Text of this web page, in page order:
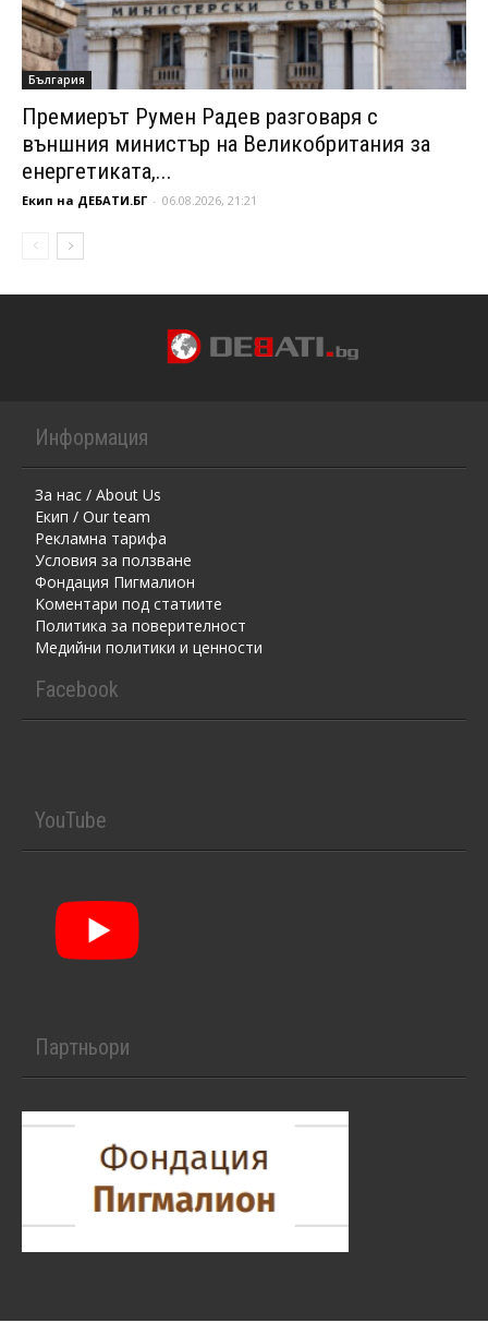
България
Премиерът Румен Радев разговаря с
външния министър на Великобритания за
енергетиката,...
Екип на ДЕБАТИ.БГ - 06.08.2026, 21:21
Информация
За нас / About Us
Екип / Our team
Рекламна тарифа
Условия за ползване
Фондация Пигмалион
Kоментaри под статиите
Политика за поверителност
Медийни политики и ценности
Facebook
YouTube
Партньори